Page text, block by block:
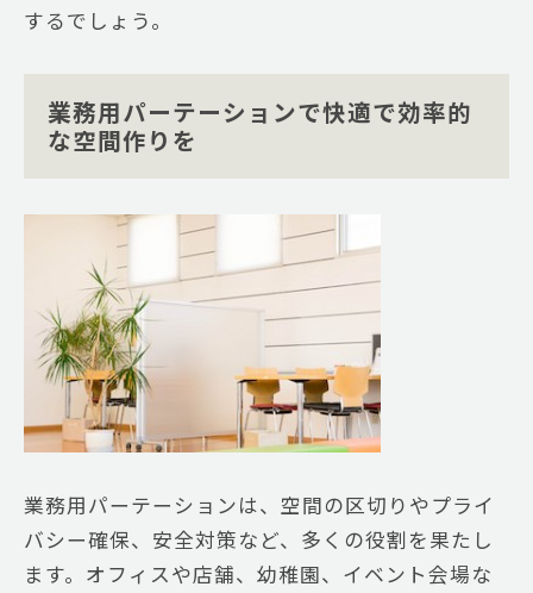
するでしょう。
業務用パーテーションで快適で効率的
な空間作りを
業務用パーテーションは、空間の区切りやプライ
バシー確保、安全対策など、多くの役割を果たし
ます。オフィスや店舗、幼稚園、イベント会場な